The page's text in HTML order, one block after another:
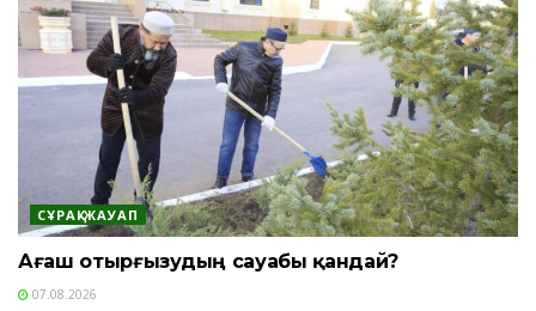
СҰРАҚ-ЖАУАП
Ағаш отырғызудың сауабы қандай?
07.08.2026